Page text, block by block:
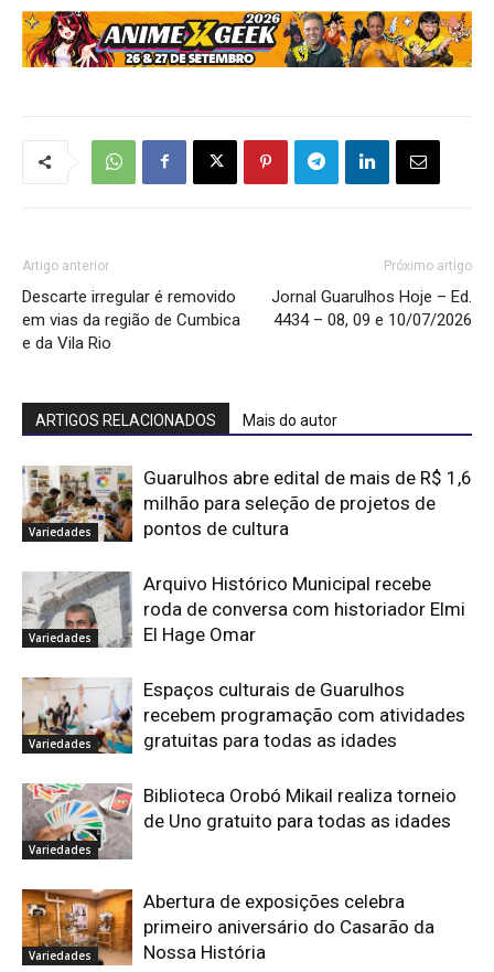
Artigo anterior
Descarte irregular é removido
em vias da região de Cumbica
e da Vila Rio
Próximo artigo
Jornal Guarulhos Hoje – Ed.
4434 – 08, 09 e 10/07/2026
ARTIGOS RELACIONADOS Mais do autor
Variedades
Guarulhos abre edital de mais de R$ 1,6
milhão para seleção de projetos de
pontos de cultura
Variedades
Arquivo Histórico Municipal recebe
roda de conversa com historiador Elmi
El Hage Omar
Variedades
Espaços culturais de Guarulhos
recebem programação com atividades
gratuitas para todas as idades
Variedades
Biblioteca Orobó Mikail realiza torneio
de Uno gratuito para todas as idades
Variedades
Abertura de exposições celebra
primeiro aniversário do Casarão da
Nossa História